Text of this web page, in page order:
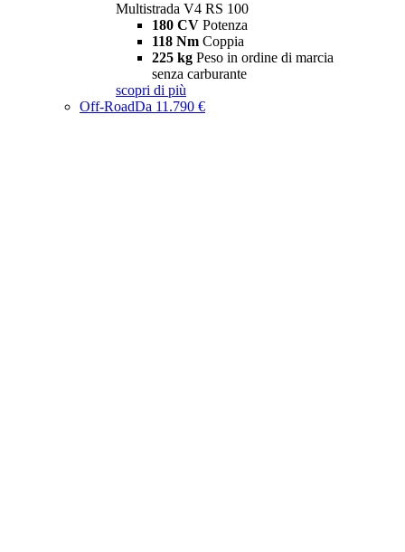
Multistrada V4 RS 100
180 CV Potenza
118 Nm Coppia
225 kg Peso in ordine di marcia
senza carburante
scopri di più
Off-RoadDa 11.790 €